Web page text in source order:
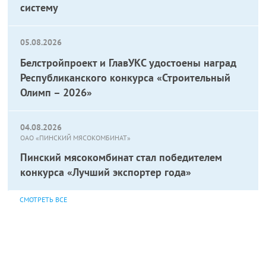
систему
05.08.2026
Белстройпроект и ГлавУКС удостоены наград
Республиканского конкурса «Строительный
Олимп – 2026»
04.08.2026
ОАО «ПИНСКИЙ МЯСОКОМБИНАТ»
Пинский мясокомбинат стал победителем
конкурса «Лучший экспортер года»
СМОТРЕТЬ ВСЕ